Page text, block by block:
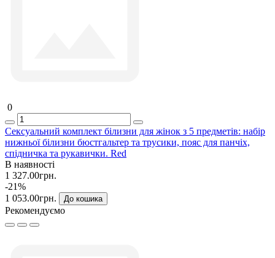
0
Сексуальний комплект білизни для жінок з 5 предметів: набір
нижньої білизни бюстгальтер та трусики, пояс для панчіх,
спідничка та рукавички. Red
В наявності
1 327.00грн.
-21%
1 053.00грн.
До кошика
Рекомендуємо